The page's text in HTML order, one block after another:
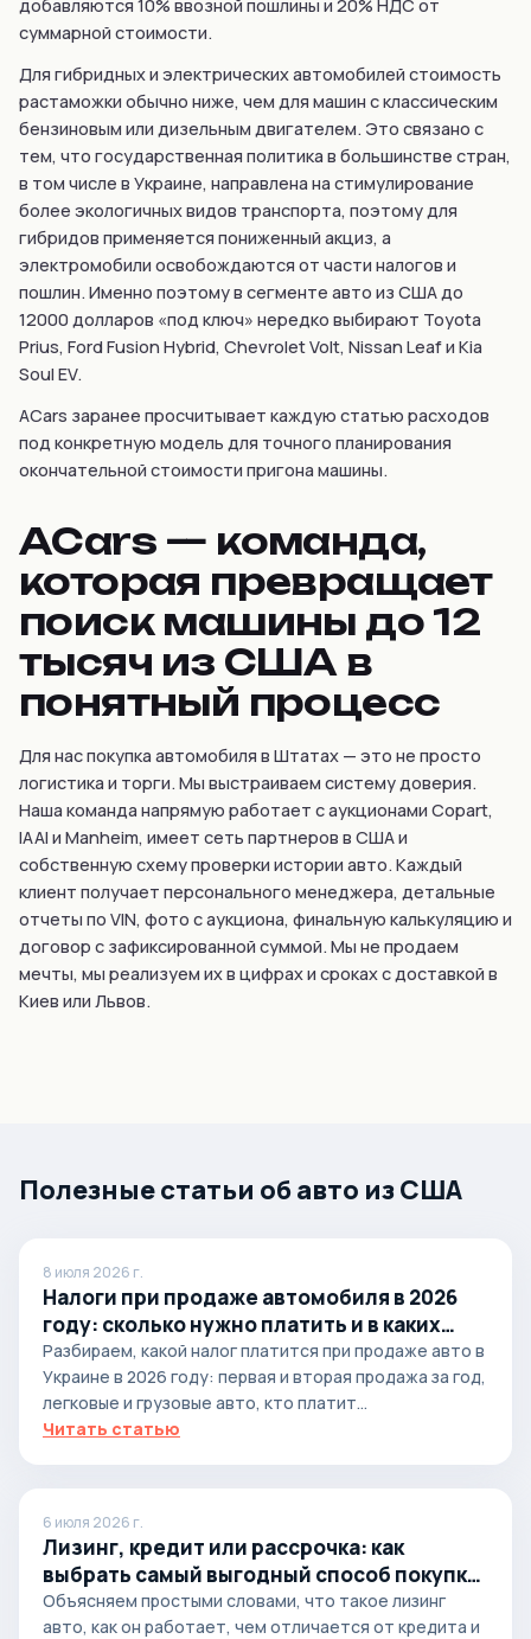
добавляются 10% ввозной пошлины и 20% НДС от
суммарной стоимости.
Для гибридных и электрических автомобилей стоимость
растаможки обычно ниже, чем для машин с классическим
бензиновым или дизельным двигателем. Это связано с
тем, что государственная политика в большинстве стран,
в том числе в Украине, направлена на стимулирование
более экологичных видов транспорта, поэтому для
гибридов применяется пониженный акциз, а
электромобили освобождаются от части налогов и
пошлин. Именно поэтому в сегменте авто из США до
12000 долларов «под ключ» нередко выбирают Toyota
Prius, Ford Fusion Hybrid, Chevrolet Volt, Nissan Leaf и Kia
Soul EV.
ACars заранее просчитывает каждую статью расходов
под конкретную модель для точного планирования
окончательной стоимости пригона машины.
ACars — команда,
которая превращает
поиск машины до 12
тысяч из США в
понятный процесс
Для нас покупка автомобиля в Штатах — это не просто
логистика и торги. Мы выстраиваем систему доверия.
Наша команда напрямую работает с аукционами Copart,
IAAI и Manheim, имеет сеть партнеров в США и
собственную схему проверки истории авто. Каждый
клиент получает персонального менеджера, детальные
отчеты по VIN, фото с аукциона, финальную калькуляцию и
договор с зафиксированной суммой. Мы не продаем
мечты, мы реализуем их в цифрах и сроках с доставкой в
Киев или Львов.
Полезные статьи об авто из США
8 июля 2026 г.
Налоги при продаже автомобиля в 2026
году: сколько нужно платить и в каких
случаях
Разбираем, какой налог платится при продаже авто в
Украине в 2026 году: первая и вторая продажа за год,
легковые и грузовые авто, кто платит...
Читать статью
6 июля 2026 г.
Лизинг, кредит или рассрочка: как
выбрать самый выгодный способ покупки
автомобиля
Объясняем простыми словами, что такое лизинг
авто, как он работает, чем отличается от кредита и